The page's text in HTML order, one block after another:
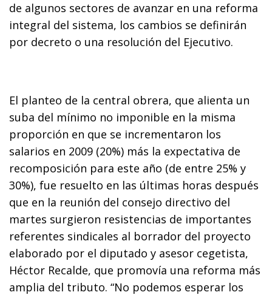
de algunos sectores de avanzar en una reforma
integral del sistema, los cambios se definirán
por decreto o una resolución del Ejecutivo.
El planteo de la central obrera, que alienta un
suba del mínimo no imponible en la misma
proporción en que se incrementaron los
salarios en 2009 (20%) más la expectativa de
recomposición para este año (de entre 25% y
30%), fue resuelto en las últimas horas después
que en la reunión del consejo directivo del
martes surgieron resistencias de importantes
referentes sindicales al borrador del proyecto
elaborado por el diputado y asesor cegetista,
Héctor Recalde, que promovía una reforma más
amplia del tributo. “No podemos esperar los